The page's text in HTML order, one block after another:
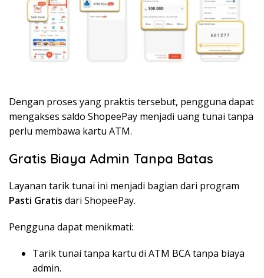
Dengan proses yang praktis tersebut, pengguna dapat
mengakses saldo ShopeePay menjadi uang tunai tanpa
perlu membawa kartu ATM.
Gratis Biaya Admin Tanpa Batas
Layanan tarik tunai ini menjadi bagian dari program
Pasti Gratis dari ShopeePay.
Pengguna dapat menikmati:
Tarik tunai tanpa kartu di ATM BCA tanpa biaya
admin.